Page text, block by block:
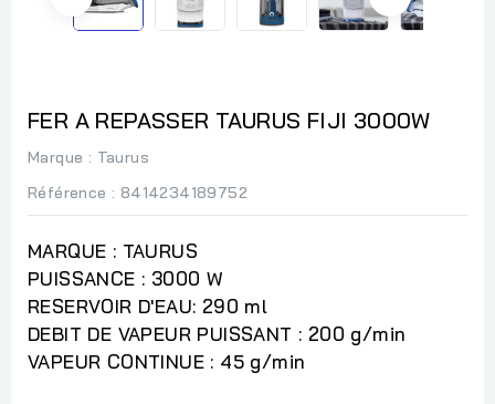
FER A REPASSER TAURUS FIJI 3000W
Marque : Taurus
Référence : 8414234189752
MARQUE : TAURUS
PUISSANCE : 3000 W
RESERVOIR D'EAU: 290 ml
DEBIT DE VAPEUR PUISSANT : 200 g/min
VAPEUR CONTINUE : 45 g/min